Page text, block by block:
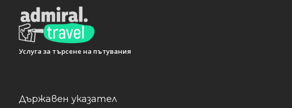
Услуга за търсене на пътувания
Държавен указател